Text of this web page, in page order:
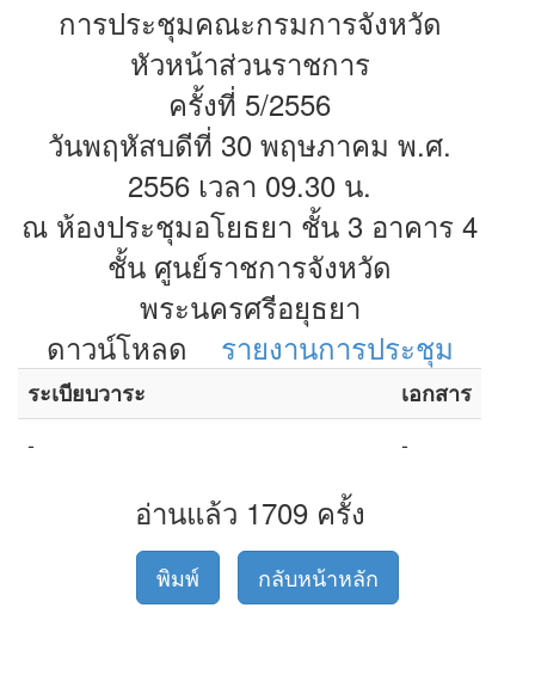
การประชุมคณะกรมการจังหวัด
หัวหน้าส่วนราชการ
ครั้งที่ 5/2556
วันพฤหัสบดีที่ 30 พฤษภาคม พ.ศ.
2556 เวลา 09.30 น.
ณ ห้องประชุมอโยธยา ชั้น 3 อาคาร 4
ชั้น ศูนย์ราชการจังหวัด
พระนครศรีอยุธยา
ดาวน์โหลด
รายงานการประชุม
ระเบียบวาระ
เอกสาร
-
-
อ่านแล้ว 1709 ครั้ง
พิมพ์ กลับหน้าหลัก